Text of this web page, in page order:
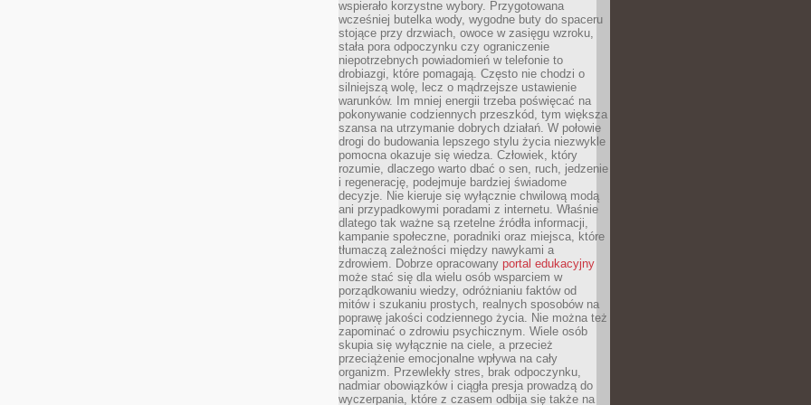
wspierało korzystne wybory. Przygotowana
wcześniej butelka wody, wygodne buty do spaceru
stojące przy drzwiach, owoce w zasięgu wzroku,
stała pora odpoczynku czy ograniczenie
niepotrzebnych powiadomień w telefonie to
drobiazgi, które pomagają. Często nie chodzi o
silniejszą wolę, lecz o mądrzejsze ustawienie
warunków. Im mniej energii trzeba poświęcać na
pokonywanie codziennych przeszkód, tym większa
szansa na utrzymanie dobrych działań. W połowie
drogi do budowania lepszego stylu życia niezwykle
pomocna okazuje się wiedza. Człowiek, który
rozumie, dlaczego warto dbać o sen, ruch, jedzenie
i regenerację, podejmuje bardziej świadome
decyzje. Nie kieruje się wyłącznie chwilową modą
ani przypadkowymi poradami z internetu. Właśnie
dlatego tak ważne są rzetelne źródła informacji,
kampanie społeczne, poradniki oraz miejsca, które
tłumaczą zależności między nawykami a
zdrowiem. Dobrze opracowany portal edukacyjny
może stać się dla wielu osób wsparciem w
porządkowaniu wiedzy, odróżnianiu faktów od
mitów i szukaniu prostych, realnych sposobów na
poprawę jakości codziennego życia. Nie można też
zapominać o zdrowiu psychicznym. Wiele osób
skupia się wyłącznie na ciele, a przecież
przeciążenie emocjonalne wpływa na cały
organizm. Przewlekły stres, brak odpoczynku,
nadmiar obowiązków i ciągła presja prowadzą do
wyczerpania, które z czasem odbija się także na